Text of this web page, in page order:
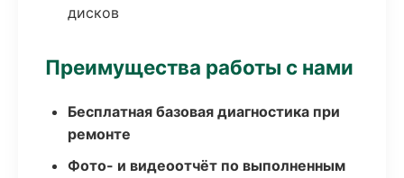
дисков
Преимущества работы с нами
Бесплатная базовая диагностика при
ремонте
Фото- и видеоотчёт по выполненным